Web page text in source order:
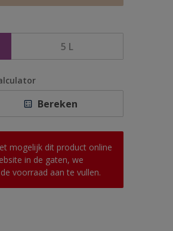
5 L
Bereken
mogelijk dit product online
in de gaten, we
voorraad aan te vullen.